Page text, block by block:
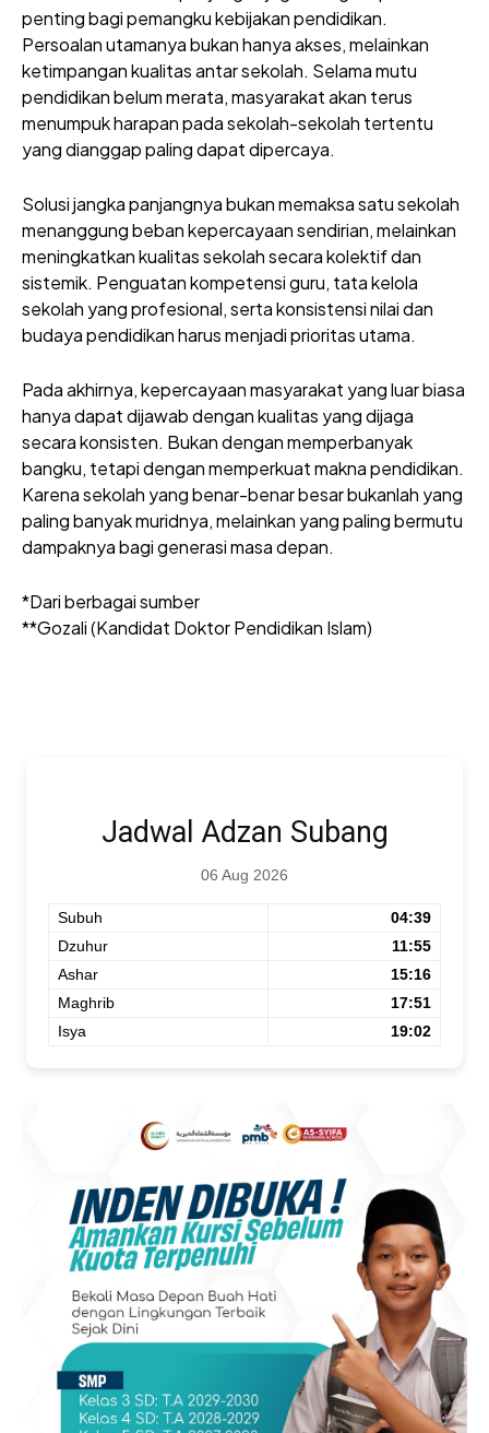
penting bagi pemangku kebijakan pendidikan.
Persoalan utamanya bukan hanya akses, melainkan
ketimpangan kualitas antar sekolah. Selama mutu
pendidikan belum merata, masyarakat akan terus
menumpuk harapan pada sekolah-sekolah tertentu
yang dianggap paling dapat dipercaya.
Solusi jangka panjangnya bukan memaksa satu sekolah
menanggung beban kepercayaan sendirian, melainkan
meningkatkan kualitas sekolah secara kolektif dan
sistemik. Penguatan kompetensi guru, tata kelola
sekolah yang profesional, serta konsistensi nilai dan
budaya pendidikan harus menjadi prioritas utama.
Pada akhirnya, kepercayaan masyarakat yang luar biasa
hanya dapat dijawab dengan kualitas yang dijaga
secara konsisten. Bukan dengan memperbanyak
bangku, tetapi dengan memperkuat makna pendidikan.
Karena sekolah yang benar-benar besar bukanlah yang
paling banyak muridnya, melainkan yang paling bermutu
dampaknya bagi generasi masa depan.
*Dari berbagai sumber
**Gozali (Kandidat Doktor Pendidikan Islam)
Jadwal Adzan Subang
06 Aug 2026
Subuh
04:39
Dzuhur
11:55
Ashar
15:16
Maghrib
17:51
Isya
19:02